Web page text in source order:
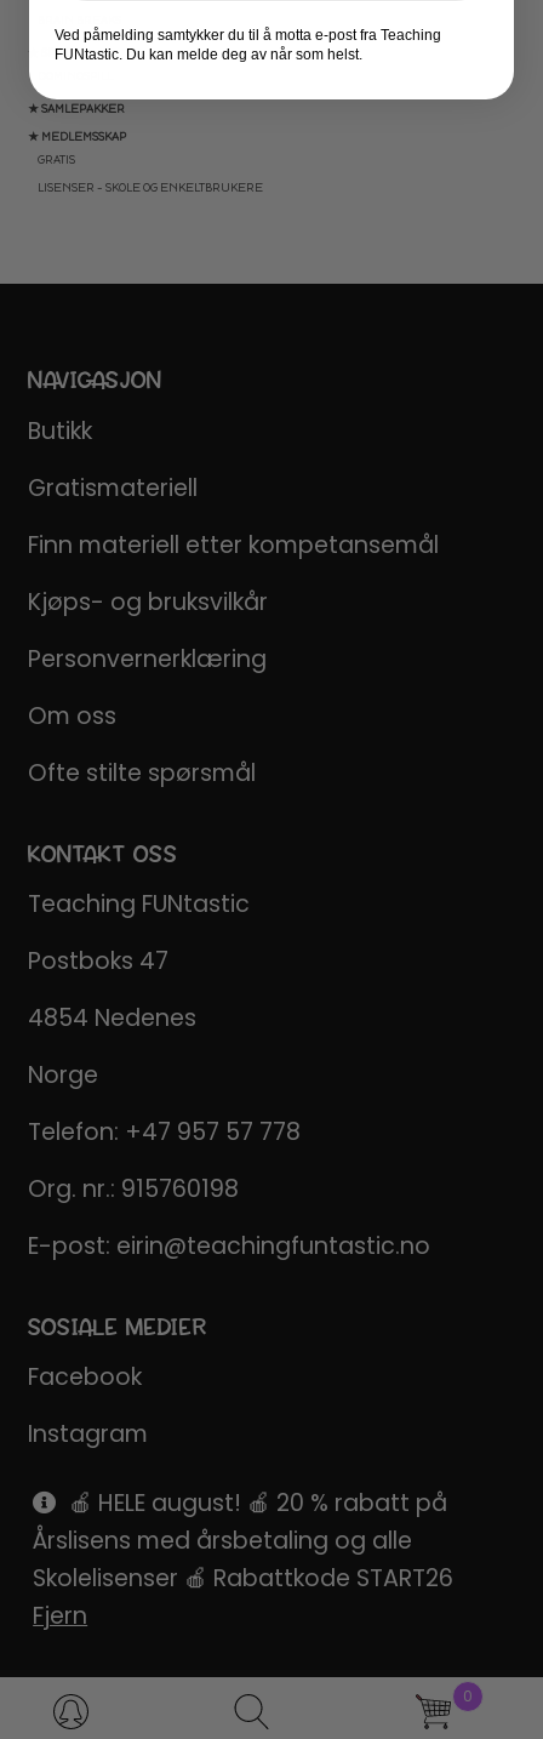
★ SPILL
★ SAMLEPAKKER
★ MEDLEMSSKAP
GRATIS
LISENSER – SKOLE OG ENKELTBRUKERE
NAVIGASJON
Butikk
Gratismateriell
Finn materiell etter kompetansemål
Kjøps- og bruksvilkår
Personvernerklæring
Om oss
Ofte stilte spørsmål
KONTAKT OSS
Teaching FUNtastic
Postboks 47
4854 Nedenes
Norge
Telefon: +47 957 57 778
Org. nr.: 915760198
E-post: eirin@teachingfuntastic.no
SOSIALE MEDIER
Facebook
Instagram
Pinterest
SnapChat
Products
search
0
🍎 HELE august! 🍎 20 % rabatt på
Årslisens med årsbetaling og alle
Skolelisenser 🍎 Rabattkode START26
Fjern
Ved påmelding samtykker du til å motta e-post fra Teaching
FUNtastic. Du kan melde deg av når som helst.